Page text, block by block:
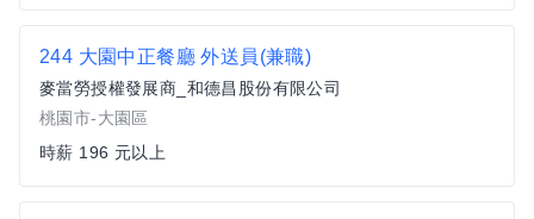
244 大園中正餐廳 外送員(兼職)
麥當勞授權發展商_和德昌股份有限公司
桃園市-大園區
時薪 196 元以上